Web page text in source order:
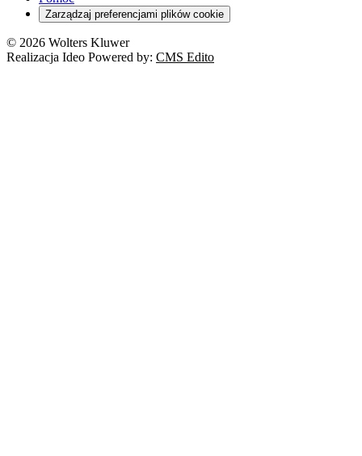
Franczyza
Prawo autorskie
Zarządzaj preferencjami plików cookie
© 2026 Wolters Kluwer
Realizacja Ideo Powered by: CMS Edito